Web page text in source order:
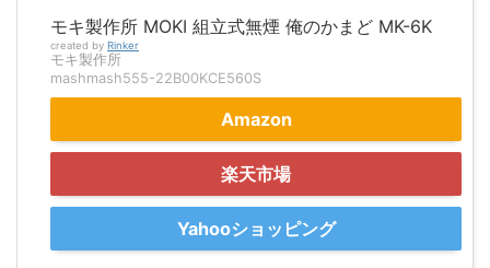
モキ製作所 MOKI 組立式無煙 俺のかまど MK-6K
created by Rinker
モキ製作所
mashmash555-22B00KCE560S
Amazon
楽天市場
Yahooショッピング